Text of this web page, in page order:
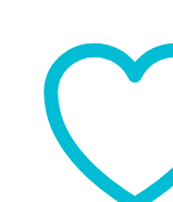
programa
mentoring
coaching